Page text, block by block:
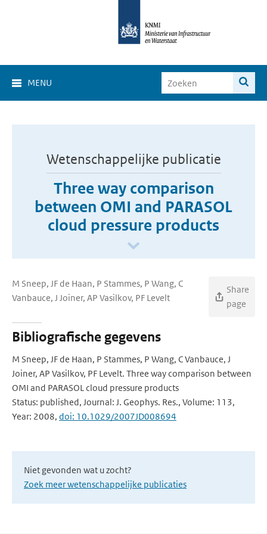
MENU
Wetenschappelijke publicatie
Three way comparison
between OMI and PARASOL
cloud pressure products
M Sneep, JF de Haan, P Stammes, P Wang, C
Vanbauce, J Joiner, AP Vasilkov, PF Levelt
Share
page
Bibliografische gegevens
M Sneep, JF de Haan, P Stammes, P Wang, C Vanbauce, J
Joiner, AP Vasilkov, PF Levelt. Three way comparison between
OMI and PARASOL cloud pressure products
Status: published, Journal: J. Geophys. Res., Volume: 113,
Year: 2008, doi: 10.1029/2007JD008694
Niet gevonden wat u zocht?
Zoek meer wetenschappelijke publicaties